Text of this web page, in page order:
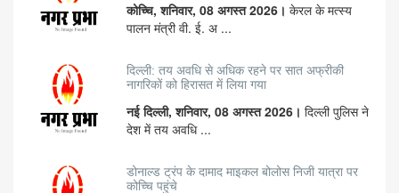
कोच्चि, शनिवार, 08 अगस्त 2026। केरल के मत्स्य
पालन मंत्री वी. ई. अ ...
दिल्ली: तय अवधि से अधिक रहने पर सात अफ्रीकी
नागरिकों को हिरासत में लिया गया
नई दिल्ली, शनिवार, 08 अगस्त 2026। दिल्ली पुलिस ने
देश में तय अवधि ...
डोनाल्ड ट्रंप के दामाद माइकल बोलोस निजी यात्रा पर
कोच्चि पहुंचे